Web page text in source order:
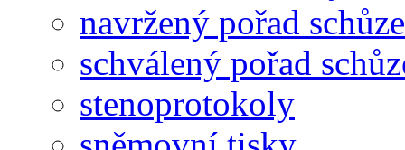
navržený pořad schůze
schválený pořad
stenoprotokoly